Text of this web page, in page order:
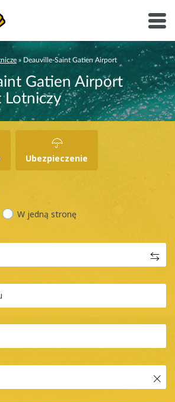
» Deauville-Saint Gatien Airport
Gatien Airport
Lotniczy
Ubezpieczenie
W jedną stronę